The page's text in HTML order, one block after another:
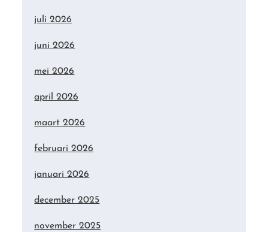
juli 2026
juni 2026
mei 2026
april 2026
maart 2026
februari 2026
januari 2026
december 2025
november 2025